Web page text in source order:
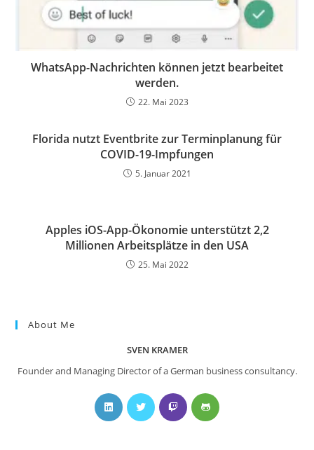
WhatsApp-Nachrichten können jetzt bearbeitet
werden.
22. Mai 2023
Florida nutzt Eventbrite zur Terminplanung für
COVID-19-Impfungen
5. Januar 2021
Apples iOS-App-Ökonomie unterstützt 2,2
Millionen Arbeitsplätze in den USA
25. Mai 2022
About Me
SVEN KRAMER
Founder and Managing Director of a German business consultancy.